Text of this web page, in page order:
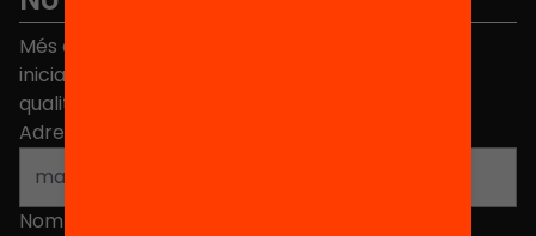
Més de 40.000 persones ja han triat Equitat. Rep
iniciatives, propostes i projectes per millorar la
qualitat de l'educació a Catalunya.
Adreça electrònica
Nom